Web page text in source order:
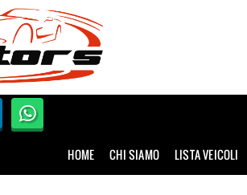
HOME CHI SIAMO LISTA VEICOLI